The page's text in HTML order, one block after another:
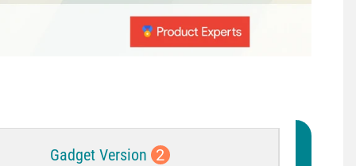
Gadget Version 2